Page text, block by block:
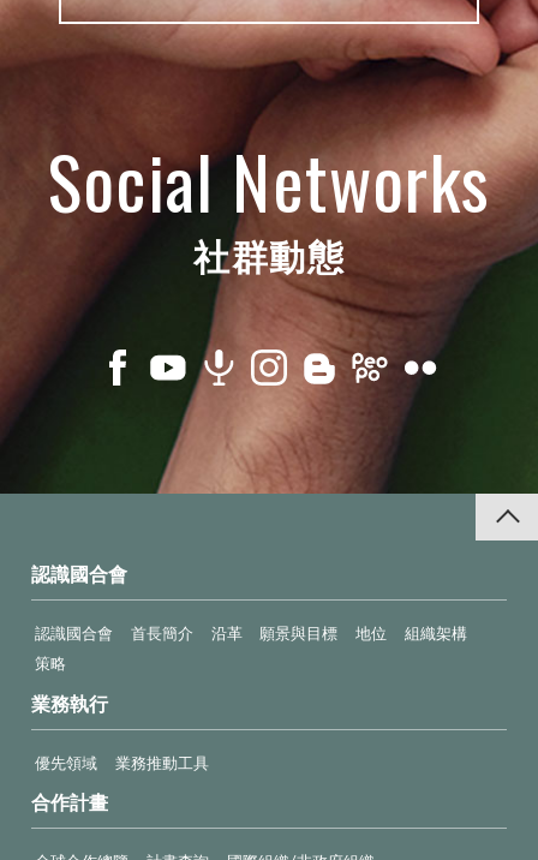
Social Networks
社群動態
認識國合會
認識國合會 首長簡介 沿革 願景與目標 地位
組織架構
策略
業務執行
優先領域 業務推動工具
合作計畫